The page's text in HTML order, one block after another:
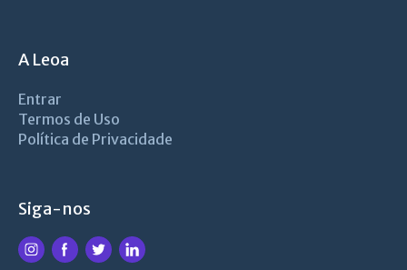
A Leoa
Entrar
Termos de Uso
Política de Privacidade
Siga-nos